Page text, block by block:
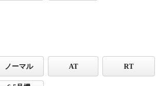
ノーマル AT RT